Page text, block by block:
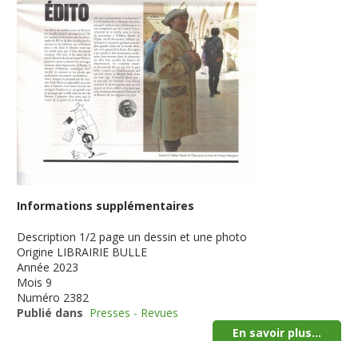
Informations supplémentaires
Description 1/2 page un dessin et une photo
Origine LIBRAIRIE BULLE
Année 2023
Mois 9
Numéro 2382
Publié dans Presses - Revues
En savoir plus...